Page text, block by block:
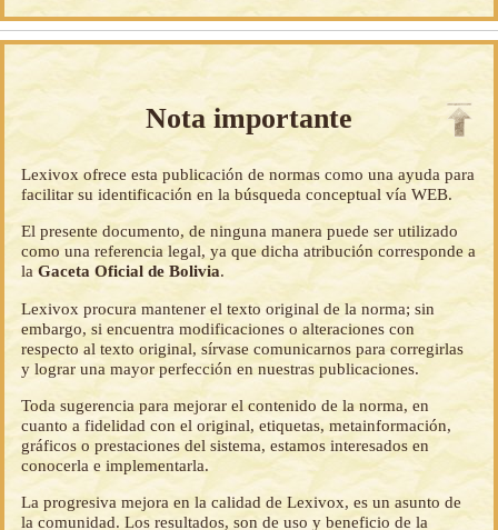
Nota importante
Lexivox ofrece esta publicación de normas como una ayuda para
facilitar su identificación en la búsqueda conceptual vía WEB.
El presente documento, de ninguna manera puede ser utilizado
como una referencia legal, ya que dicha atribución corresponde a
laGaceta Oficial de Bolivia.
Lexivox procura mantener el texto original de la norma; sin
embargo, si encuentra modificaciones o alteraciones con
respecto al texto original, sírvase comunicarnos para corregirlas
y lograr una mayor perfección en nuestras publicaciones.
Toda sugerencia para mejorar el contenido de la norma, en
cuanto a fidelidad con el original, etiquetas, metainformación,
gráficos o prestaciones del sistema, estamos interesados en
conocerla e implementarla.
La progresiva mejora en la calidad de Lexivox, es un asunto de
la comunidad. Los resultados, son de uso y beneficio de la